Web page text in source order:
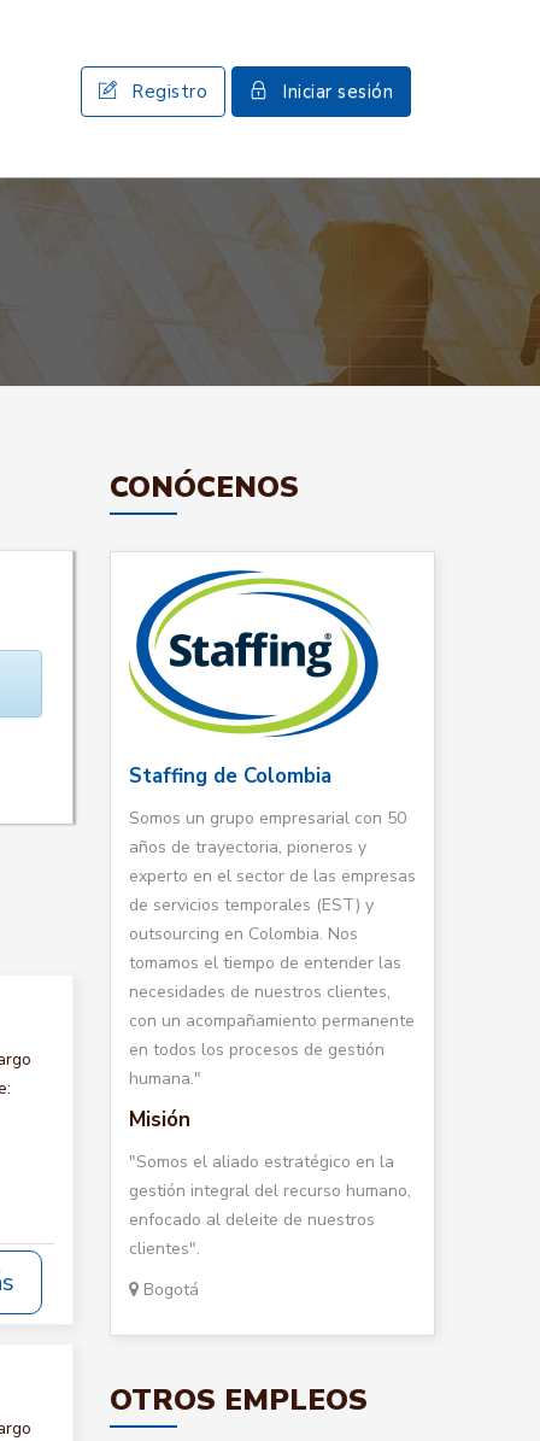
Registro Iniciar sesión
CONÓCENOS
Staffing de Colombia
Somos un grupo empresarial con 50
años de trayectoria, pioneros y
experto en el sector de las empresas
de servicios temporales (EST) y
outsourcing en Colombia. Nos
tomamos el tiempo de entender las
necesidades de nuestros clientes,
con un acompañamiento permanente
en todos los procesos de gestión
humana."
Misión
"Somos el aliado estratégico en la
gestión integral del recurso humano,
enfocado al deleite de nuestros
clientes".
Bogotá
OTROS EMPLEOS